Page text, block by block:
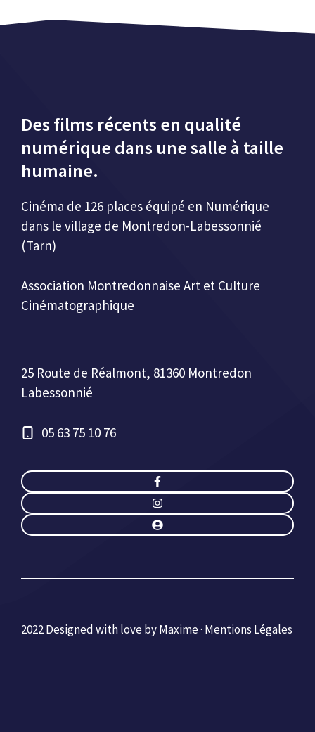
Des films récents en qualité
numérique dans une salle à taille
humaine.
Cinéma de 126 places équipé en Numérique
dans le village de Montredon-Labessonnié
(Tarn)
Association Montredonnaise Art et Culture
Cinématographique
25 Route de Réalmont, 81360 Montredon
Labessonnié
05 63 75 10 76
2022 Designed with love by Maxime · Mentions Légales